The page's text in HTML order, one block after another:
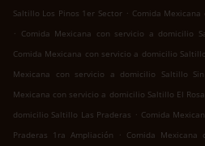
Saltillo Los Pinos 1er Sector . Comida
. Comida Mexicana con servicio a domicilio
Comida Mexicana con servicio a domicilio
Mexicana con servicio a domicilio Saltillo
Mexicana con servicio a domicilio Saltillo El
domicilio Saltillo Las Praderas . Comida
Praderas 1ra Ampliación
. Comida